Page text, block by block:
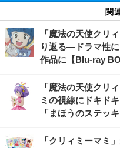
関
「魔法の天使クリ
り返る―ドラマ性
作品に【Blu-ray
「魔法の天使クリ
ミの視線にドキド
「まほうのステッ
「クリィミーマミ